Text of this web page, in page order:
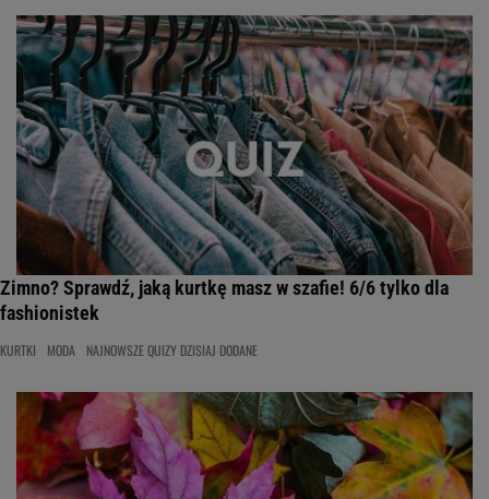
Zimno? Sprawdź, jaką kurtkę masz w szafie! 6/6 tylko dla
fashionistek
KURTKI MODA NAJNOWSZE QUIZY DZISIAJ DODANE